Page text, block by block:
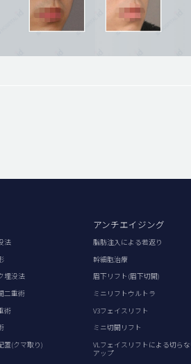
法
埋没法
二重術
術
置(クマ取り)
アンチエイジング
脂肪注入による若返り
幹細胞治療
眉下リフト(眉下切開)
ミニリフトウルトラ
V3フェイスリフト
ミニ切開リフト
VLフェイスリフトによる切ら
アップ